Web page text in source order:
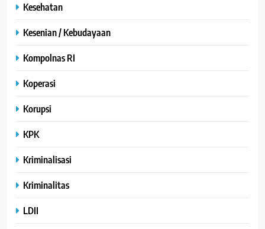
Kesehatan
Kesenian / Kebudayaan
Kompolnas RI
Koperasi
Korupsi
KPK
Kriminalisasi
Kriminalitas
LDII